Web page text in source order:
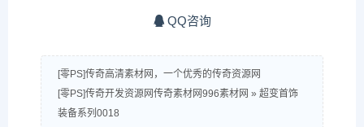
QQ咨询
[零PS]传奇高清素材网，一个优秀的传奇资源网
[零PS]传奇开发资源网传奇素材网996素材网 » 超变首饰
装备系列0018